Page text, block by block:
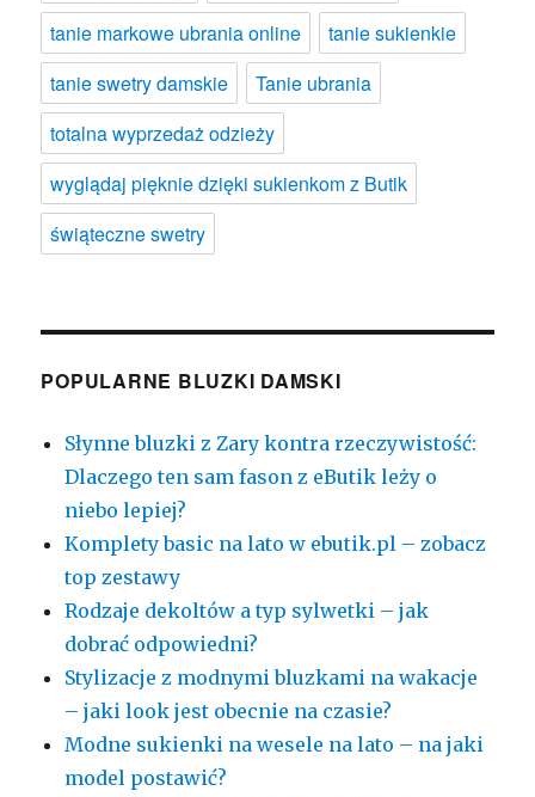
tanie markowe ubrania online
tanie sukienkie
tanie swetry damskie
Tanie ubrania
totalna wyprzedaż odzieży
wyglądaj pięknie dzięki sukienkom z Butik
świąteczne swetry
POPULARNE BLUZKI DAMSKI
Słynne bluzki z Zary kontra rzeczywistość:
Dlaczego ten sam fason z eButik leży o
niebo lepiej?
Komplety basic na lato w ebutik.pl – zobacz
top zestawy
Rodzaje dekoltów a typ sylwetki – jak
dobrać odpowiedni?
Stylizacje z modnymi bluzkami na wakacje
– jaki look jest obecnie na czasie?
Modne sukienki na wesele na lato – na jaki
model postawić?